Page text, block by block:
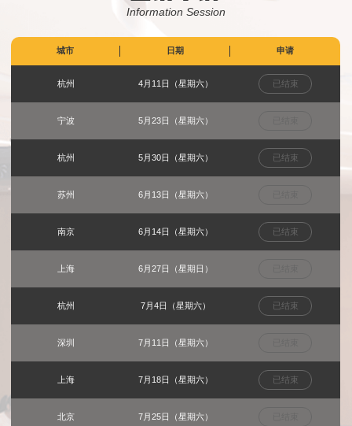
Information Session
城市 日期 申请
杭州 4月11日（星期六） 已结束
宁波 5月23日（星期六）
杭州 5月30日（星期六） 已结束
苏州 6月13日（星期六）
南京 6月14日（星期六） 已结束
上海 6月27日（星期日）
杭州 7月4日（星期六） 已结束
深圳 7月11日（星期六）
上海 7月18日（星期六） 已结束
北京 7月25日（星期六）